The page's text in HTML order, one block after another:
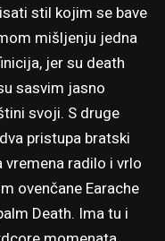
stil kojim se bave
mišljenju jedna
jer su death
sasvim jasno
svoji. S druge
pristupa bratski
radilo i vrlo
ovenčane Earache
Death. Ima tu i